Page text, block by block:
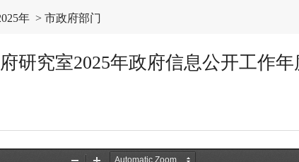
年 > 市政府部门
研究室2025年政府信息公开工作